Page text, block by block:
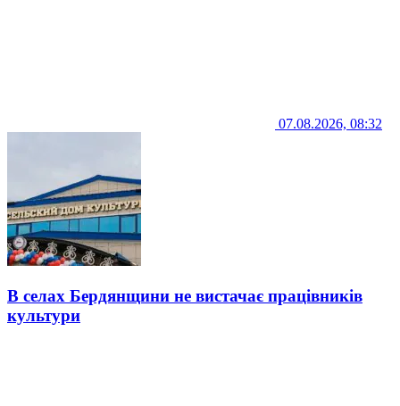
07.08.2026, 08:32
В селах Бердянщини не вистачає працівників
культури